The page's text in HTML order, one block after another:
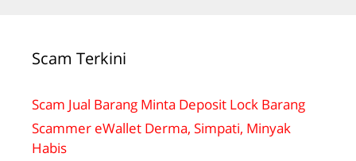
Scam Terkini
Scam Jual Barang Minta Deposit Lock Barang
Scammer eWallet Derma, Simpati, Minyak
Habis